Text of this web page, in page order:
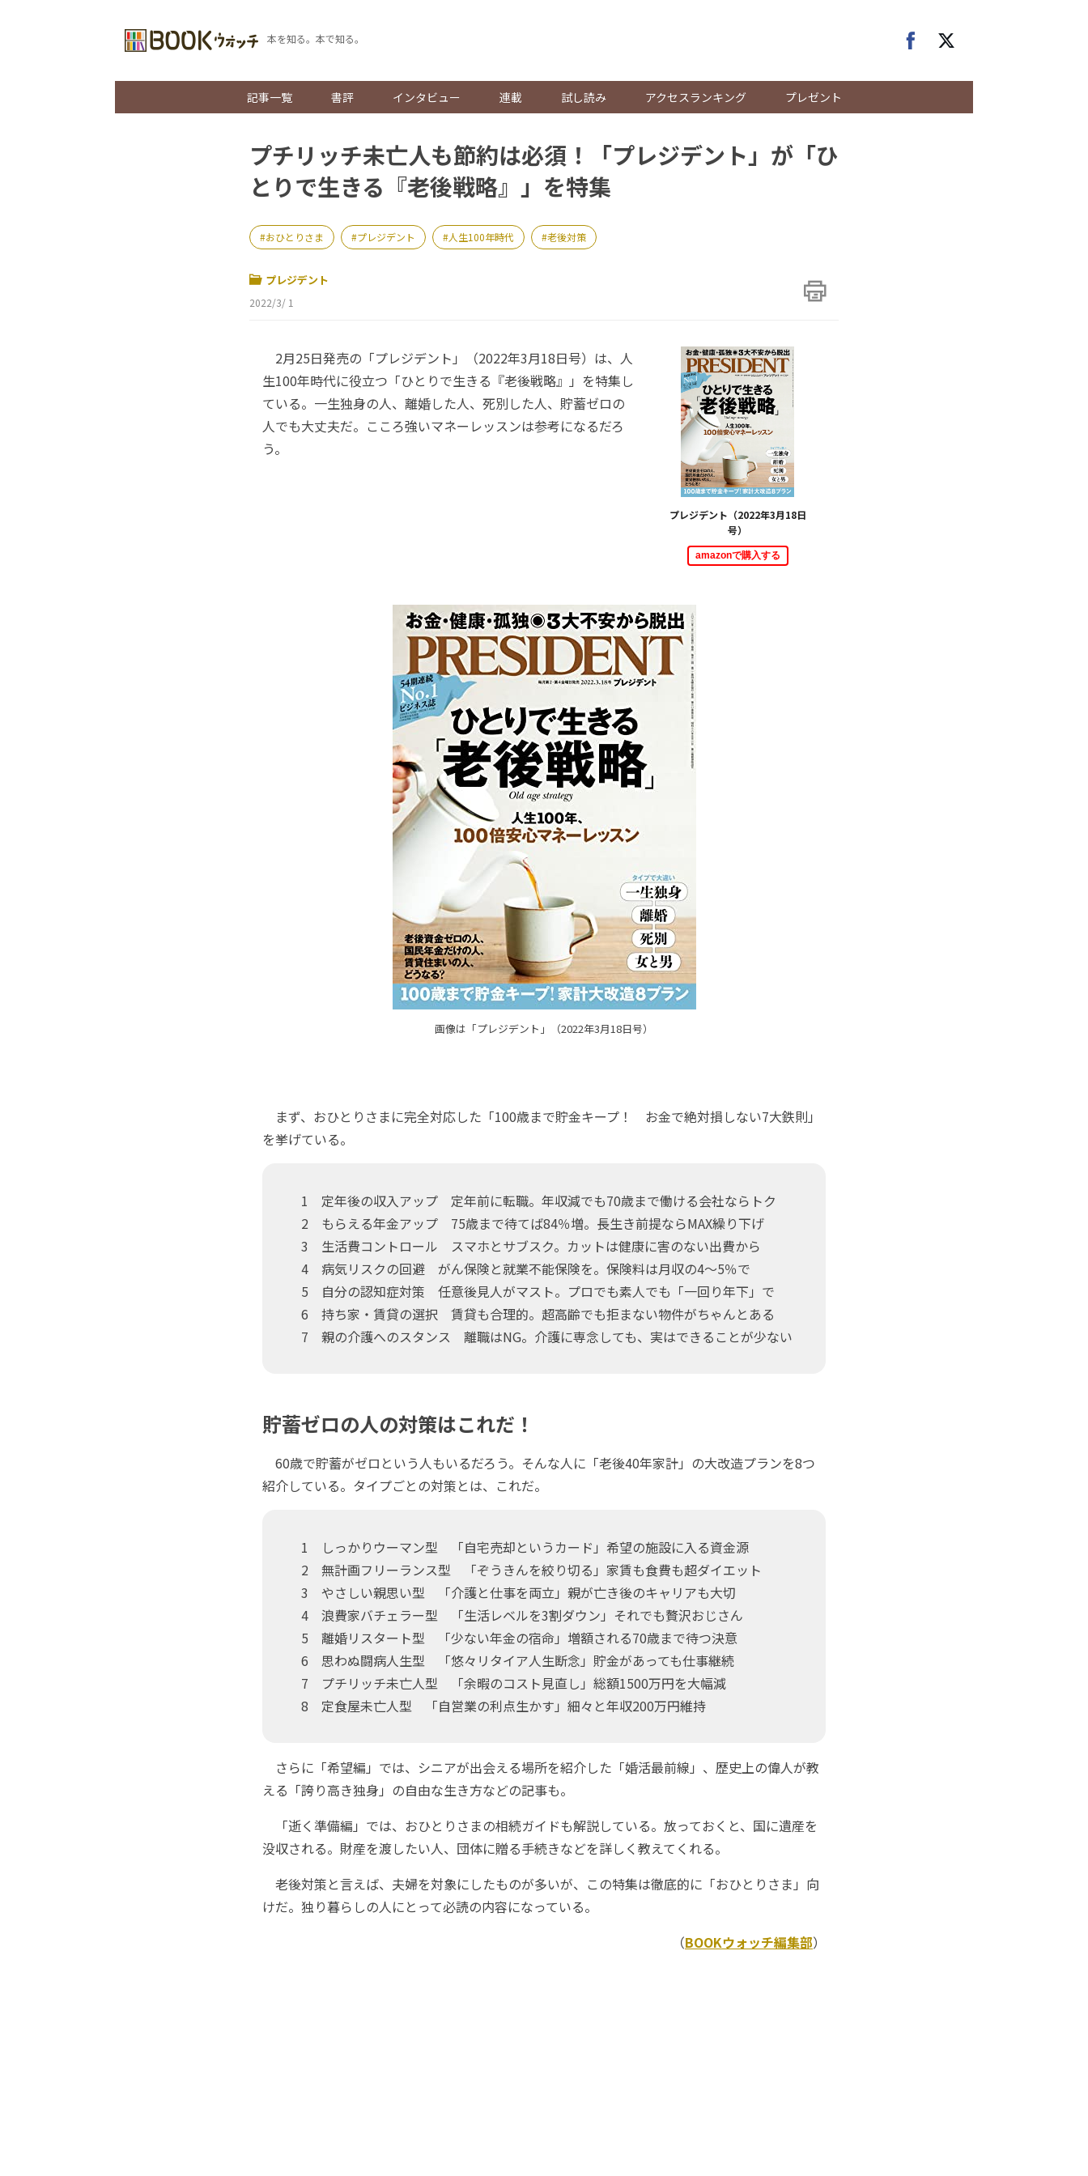
本を知る。本で知る。
記事一覧 書評 インタビュー 連載 試し読み アクセスランキング プレゼント
プチリッチ未亡人も節約は必須！「プレジデント」が「ひ
とりで生きる『老後戦略』」を特集
おひとりさま プレジデント 人生100年時代 老後対策
プレジデント
2022/3/ 1
プレジデント（2022年3月18日
号）
amazonで購入する
2月25日発売の「プレジデント」（2022年3月18日号）は、人
生100年時代に役立つ「ひとりで生きる『老後戦略』」を特集し
ている。一生独身の人、離婚した人、死別した人、貯蓄ゼロの
人でも大丈夫だ。こころ強いマネーレッスンは参考になるだろ
う。
画像は「プレジデント」（2022年3月18日号）
まず、おひとりさまに完全対応した「100歳まで貯金キープ！ お金で絶対損しない7大鉄則」
を挙げている。
1 定年後の収入アップ 定年前に転職。年収減でも70歳まで働ける会社ならトク
2 もらえる年金アップ 75歳まで待てば84％増。長生き前提ならMAX繰り下げ
3 生活費コントロール スマホとサブスク。カットは健康に害のない出費から
4 病気リスクの回避 がん保険と就業不能保険を。保険料は月収の4～5％で
5 自分の認知症対策 任意後見人がマスト。プロでも素人でも「一回り年下」で
6 持ち家・賃貸の選択 賃貸も合理的。超高齢でも拒まない物件がちゃんとある
7 親の介護へのスタンス 離職はNG。介護に専念しても、実はできることが少ない
貯蓄ゼロの人の対策はこれだ！
60歳で貯蓄がゼロという人もいるだろう。そんな人に「老後40年家計」の大改造プランを8つ
紹介している。タイプごとの対策とは、これだ。
1 しっかりウーマン型 「自宅売却というカード」希望の施設に入る資金源
2 無計画フリーランス型 「ぞうきんを絞り切る」家賃も食費も超ダイエット
3 やさしい親思い型 「介護と仕事を両立」親が亡き後のキャリアも大切
4 浪費家バチェラー型 「生活レベルを3割ダウン」それでも贅沢おじさん
5 離婚リスタート型 「少ない年金の宿命」増額される70歳まで待つ決意
6 思わぬ闘病人生型 「悠々リタイア人生断念」貯金があっても仕事継続
7 プチリッチ未亡人型 「余暇のコスト見直し」総額1500万円を大幅減
8 定食屋未亡人型 「自営業の利点生かす」細々と年収200万円維持
さらに「希望編」では、シニアが出会える場所を紹介した「婚活最前線」、歴史上の偉人が教
える「誇り高き独身」の自由な生き方などの記事も。
「逝く準備編」では、おひとりさまの相続ガイドも解説している。放っておくと、国に遺産を
没収される。財産を渡したい人、団体に贈る手続きなどを詳しく教えてくれる。
老後対策と言えば、夫婦を対象にしたものが多いが、この特集は徹底的に「おひとりさま」向
けだ。独り暮らしの人にとって必読の内容になっている。
（BOOKウォッチ編集部）